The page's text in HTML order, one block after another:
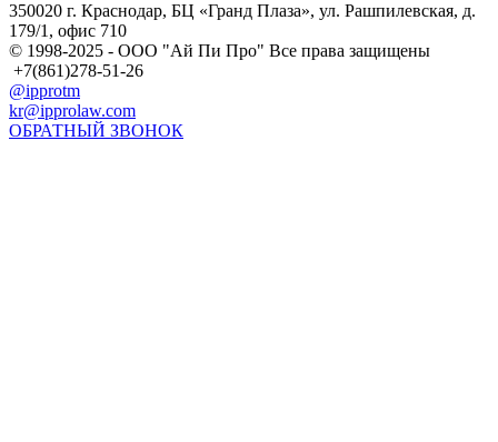
350020 г. Краснодар, БЦ «Гранд Плаза», ул. Рашпилевская, д.
179/1, офис 710
© 1998-2025 - ООО "Ай Пи Про" Все права защищены
+7(861)278-51-26
@ipprotm
kr@ipprolaw.com
ОБРАТНЫЙ ЗВОНОК